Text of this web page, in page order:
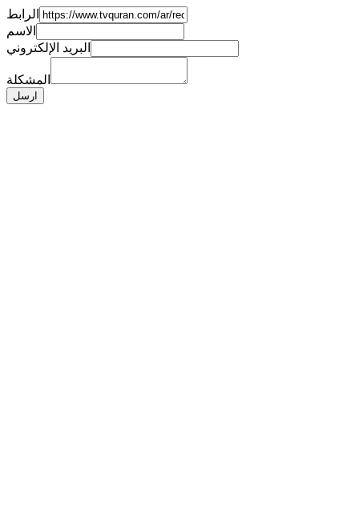
الرابط
الاسم
البريد الإلكتروني
المشكلة
ارسل